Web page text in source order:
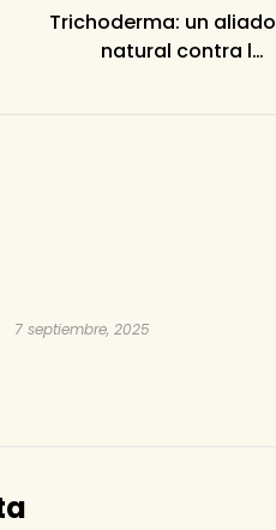
Trichoderma: un aliado
natural contra las
7 septiembre, 2025